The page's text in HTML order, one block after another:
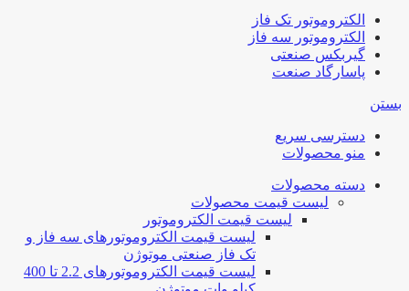
الکتروموتور تک فاز
الکتروموتور سه فاز
گیربکس صنعتی
پاسارگاد صنعت
بستن
دسترسی سریع
منو محصولات
دسته محصولات
لیست قیمت محصولات
لیست قیمت الکتروموتور
لیست قیمت الکتروموتورهای سه فاز و
تک فاز صنعتی موتوژن
لیست قیمت الکتروموتورهای 2.2 تا 400